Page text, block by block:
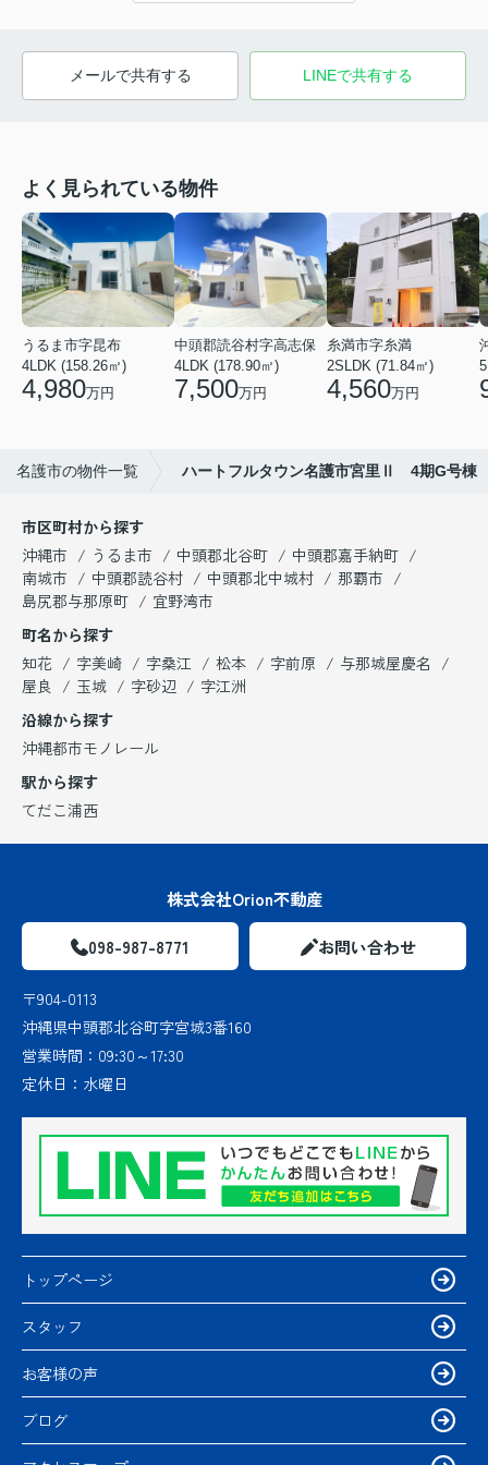
メールで共有する LINEで共有する
よく見られている物件
うるま市字昆布
4LDK (158.26㎡)
4,980万円
中頭郡読谷村字高志保
4LDK (178.90㎡)
7,500万円
糸満市字糸満
2SLDK (71.84㎡)
4,560万円
名護市の物件一覧 ハートフルタウン名護市宮里Ⅱ 4期G号棟
市区町村から探す
沖縄市
うるま市 中頭郡北谷町
中頭郡嘉手納町
南城市
中頭郡読谷村 中頭郡北中城村
那覇市
島尻郡与那原町
宜野湾市
町名から探す
知花
字美崎 字桑江 松本 字前原
与那城屋慶名
屋良
玉城 字砂辺
字江洲
沿線から探す
沖縄都市モノレール
駅から探す
てだこ浦西
株式会社Orion不動産
098-987-8771 お問い合わせ
〒904-0113
沖縄県中頭郡北谷町字宮城3番160
営業時間： 09:30～17:30
定休日： 水曜日
トップページ
スタッフ
お客様の声
ブログ